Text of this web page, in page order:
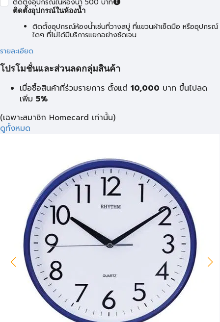
ติดตั้งอุปกรณ์ในห้องน้ำ 500 บาท
ติดตั้งอุปกรณ์ในห้องน้ำ
ติดตั้งอุปกรณ์ห้องน้ำเช่นที่วางสบู่ ที่แขวนผ้าเช็ดมือ หรืออุปกรณ์
ใดๆ ที่ไม่ได้มีบริการแยกอย่างชัดเจน
รายละเอียด
โปรโมชั่นและส่วนลดกลุ่มสินค้า
เมื่อซื้อสินค้าที่ร่วมรายการ ตั้งแต่ 10,000 บาท ขึ้นไปลด
เพิ่ม 5%
(เฉพาะสมาชิก Homecard เท่านั้น)
ดูทั้งหมด